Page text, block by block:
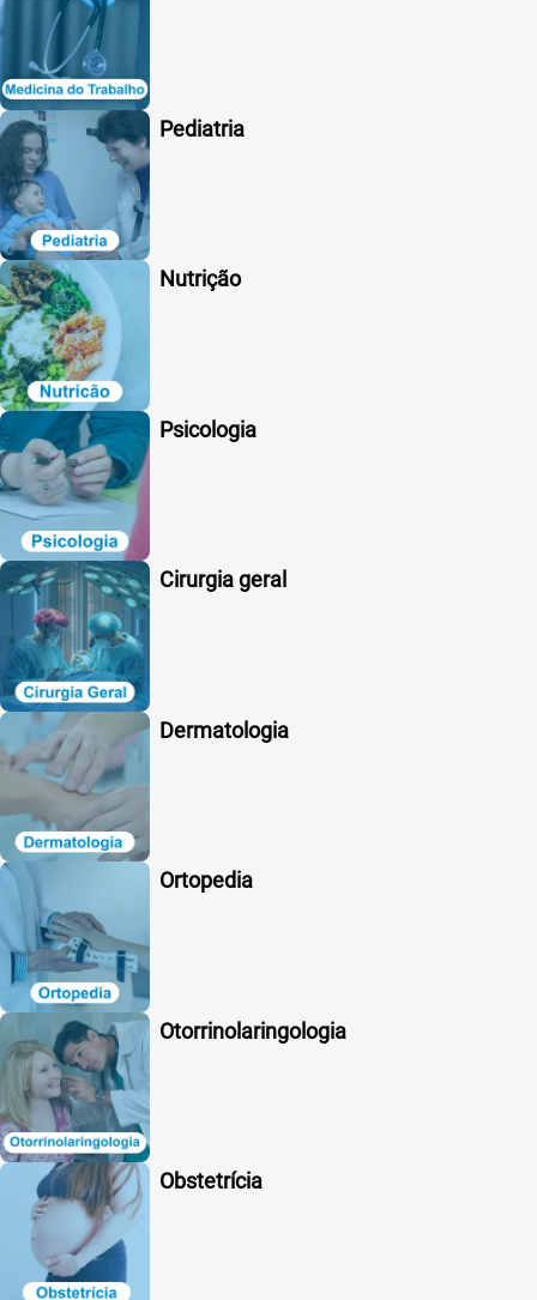
Pediatria
Nutrição
Psicologia
Cirurgia geral
Dermatologia
Ortopedia
Otorrinolaringologia
Obstetrícia